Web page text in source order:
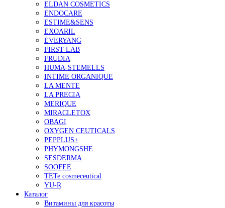
ELDAN COSMETICS
ENDOCARE
ESTIME&SENS
EXOARIL
EVERYANG
FIRST LAB
FRUDIA
HUMA-STEMELLS
INTIME ORGANIQUE
LA MENTE
LA PRECIA
MERIQUE
MIRACLETOX
OBAGI
OXYGEN CEUTICALS
PEPPLUS+
PHYMONGSHE
SESDERMA
SOOFEE
TETe cosmeceutical
YU-R
Каталог
Витамины для красоты